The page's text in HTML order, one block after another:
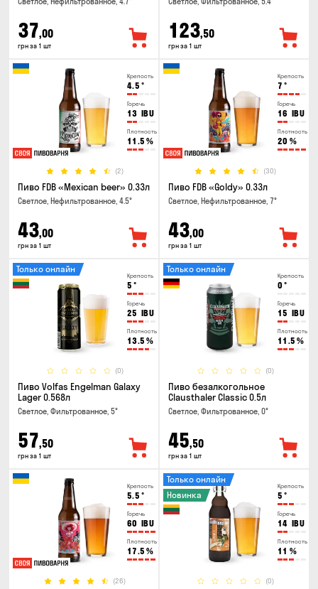
37,00
грн за 1 шт
123,50
грн за 1 шт
Крепость
4.5 °
Горечь
13 IBU
Плотность
11.5 %
(2)
Пиво FDB «Mexican beer» 0.33л
Светлое, Нефильтрованное, 4.5°
43,00
грн за 1 шт
Крепость
7 °
Горечь
16 IBU
Плотность
20 %
(30)
Пиво FDB «Goldy» 0.33л
Светлое, Нефильтрованное, 7°
43,00
грн за 1 шт
Крепость
5 °
Горечь
25 IBU
Плотность
13.5 %
(0)
Только онлайн
Пиво Volfas Engelman Galaxy
Lager 0.568л
Светлое, Фильтрованное, 5°
57,50
грн за 1 шт
Крепость
0 °
Горечь
15 IBU
Плотность
11.5 %
(0)
Только онлайн
Пиво безалкогольное
Clausthaler Classic 0.5л
Светлое, Фильтрованное, 0°
45,50
грн за 1 шт
Крепость
5.5 °
Горечь
60 IBU
Плотность
17.5 %
(26)
Крепость
5 °
Горечь
14 IBU
Плотность
11 %
(0)
Только онлайн
Новинка